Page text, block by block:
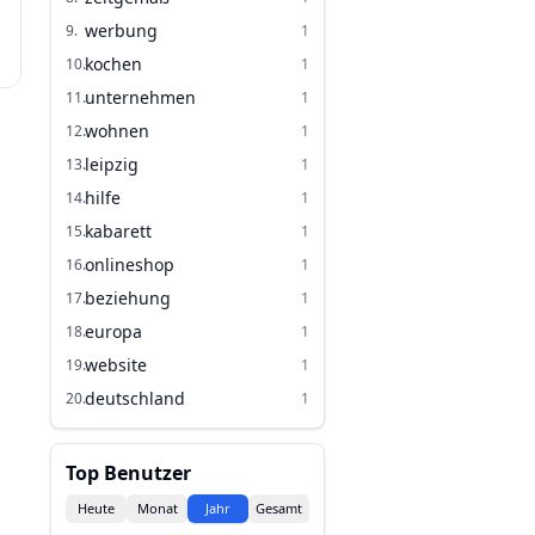
9. werbung
1
10.kochen
1
11.unternehmen
1
12.wohnen
1
13.leipzig
1
14.hilfe
1
15.kabarett
1
16.onlineshop
1
17.beziehung
1
18.europa
1
19.website
1
20.deutschland 1
Top Benutzer
Heute Monat Jahr Gesamt